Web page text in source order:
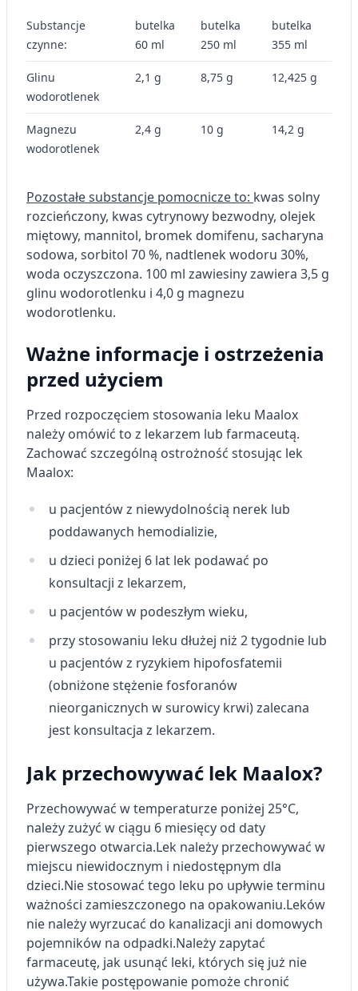
Substancje
czynne:
butelka
60 ml
butelka
250 ml
butelka
355 ml
Glinu
wodorotlenek
2,1 g 8,75 g 12,425 g
Magnezu
wodorotlenek
2,4 g 10 g 14,2 g
Pozostałe substancje pomocnicze to: kwas solny
rozcieńczony, kwas cytrynowy bezwodny, olejek
miętowy, mannitol, bromek domifenu, sacharyna
sodowa, sorbitol 70 %, nadtlenek wodoru 30%,
woda oczyszczona. 100 ml zawiesiny zawiera 3,5 g
glinu wodorotlenku i 4,0 g magnezu
wodorotlenku.
Ważne informacje i ostrzeżenia
przed użyciem
Przed rozpoczęciem stosowania leku Maalox
należy omówić to z lekarzem lub farmaceutą.
Zachować szczególną ostrożność stosując lek
Maalox:
u pacjentów z niewydolnością nerek lub
poddawanych hemodializie,
u dzieci poniżej 6 lat lek podawać po
konsultacji z lekarzem,
u pacjentów w podeszłym wieku,
przy stosowaniu leku dłużej niż 2 tygodnie lub
u pacjentów z ryzykiem hipofosfatemii
(obniżone stężenie fosforanów
nieorganicznych w surowicy krwi) zalecana
jest konsultacja z lekarzem.
Jak przechowywać lek Maalox?
Przechowywać w temperaturze poniżej 25°C,
należy zużyć w ciągu 6 miesięcy od daty
pierwszego otwarcia.Lek należy przechowywać w
miejscu niewidocznym i niedostępnym dla
dzieci.Nie stosować tego leku po upływie terminu
ważności zamieszczonego na opakowaniu.Leków
nie należy wyrzucać do kanalizacji ani domowych
pojemników na odpadki.Należy zapytać
farmaceutę, jak usunąć leki, których się już nie
używa.Takie postępowanie pomoże chronić